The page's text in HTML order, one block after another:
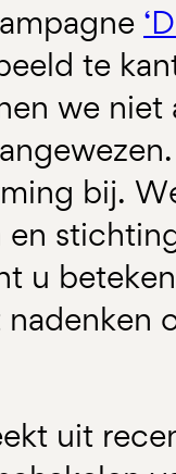
te
we
bij.
u
nadenken
uit